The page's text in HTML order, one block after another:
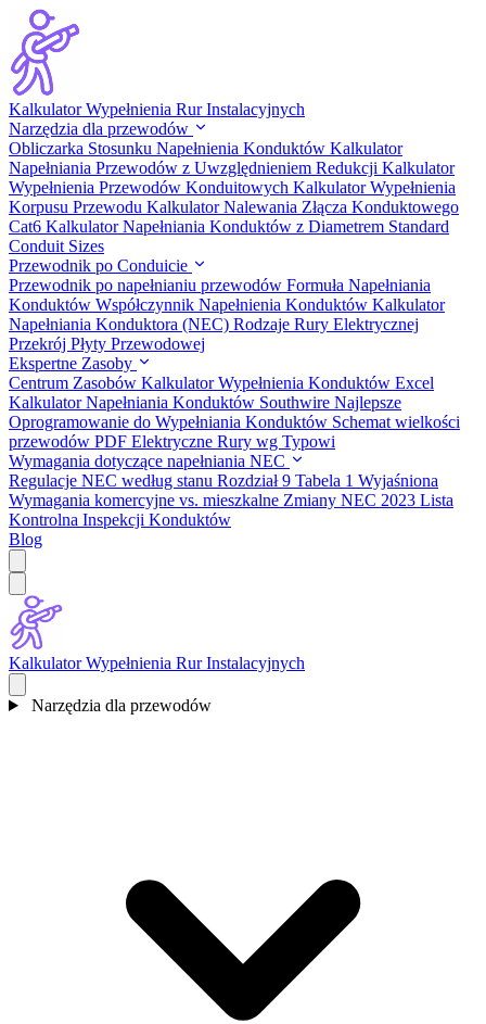
Kalkulator Wypełnienia Rur Instalacyjnych
Narzędzia dla przewodów
Obliczarka Stosunku Napełnienia Konduktów Kalkulator
Napełniania Przewodów z Uwzględnieniem Redukcji Kalkulator
Wypełnienia Przewodów Konduitowych Kalkulator Wypełnienia
Korpusu Przewodu Kalkulator Nalewania Złącza Konduktowego
Cat6 Kalkulator Napełniania Konduktów z Diametrem Standard
Conduit Sizes
Przewodnik po Conduicie
Przewodnik po napełnianiu przewodów Formuła Napełniania
Konduktów Współczynnik Napełnienia Konduktów Kalkulator
Napełniania Konduktora (NEC) Rodzaje Rury Elektrycznej
Przekrój Płyty Przewodowej
Ekspertne Zasoby
Centrum Zasobów Kalkulator Wypełnienia Konduktów Excel
Kalkulator Napełniania Konduktów Southwire Najlepsze
Oprogramowanie do Wypełniania Konduktów Schemat wielkości
przewodów PDF Elektryczne Rury wg Typowi
Wymagania dotyczące napełniania NEC
Regulacje NEC według stanu Rozdział 9 Tabela 1 Wyjaśniona
Wymagania komercyjne vs. mieszkalne Zmiany NEC 2023 Lista
Kontrolna Inspekcji Konduktów
Blog
Kalkulator Wypełnienia Rur Instalacyjnych
Narzędzia dla przewodów